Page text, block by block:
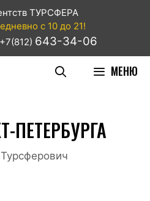
ТУРСФЕРА
с 10 до 21!
643-34-06
МЕНЮ
ПЕТЕРБУРГА